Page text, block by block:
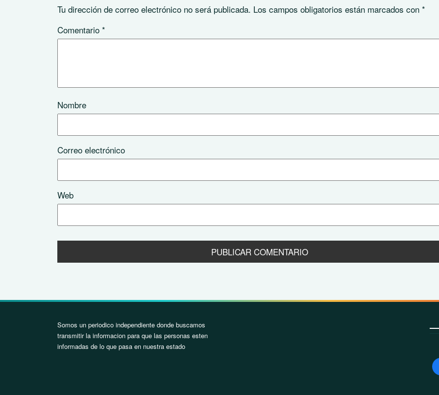
Tu dirección de correo electrónico no será publicada. Los campos obligatorios están marcados con *
Comentario *
Nombre
Correo electrónico
Web
Somos un periodico independiente donde buscamos
transmitir la informacion para que las personas esten
informadas de lo que pasa en nuestra estado